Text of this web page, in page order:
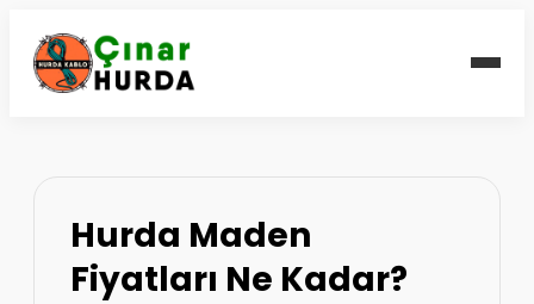
Hurda Maden
Fiyatları Ne Kadar?